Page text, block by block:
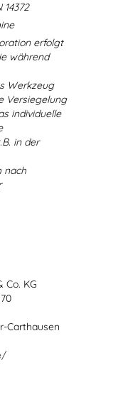
erfolgt
während
Werkzeug
Versiegelung
individuelle
in der
nach
Co. KG
Carthausen